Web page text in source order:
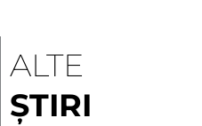
ALTE
ȘTIRI